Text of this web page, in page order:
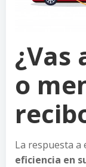
¿Vas
o
La respuesta a
eficiencia en